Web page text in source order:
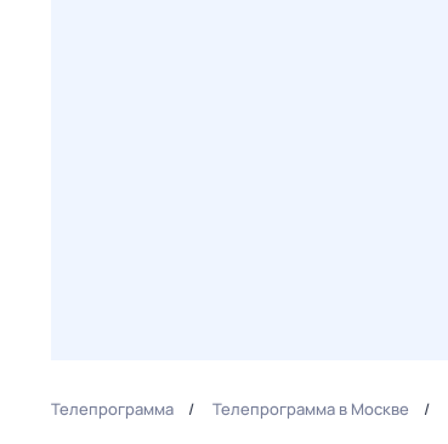
Телепрограмма Телепрограмма в Москве